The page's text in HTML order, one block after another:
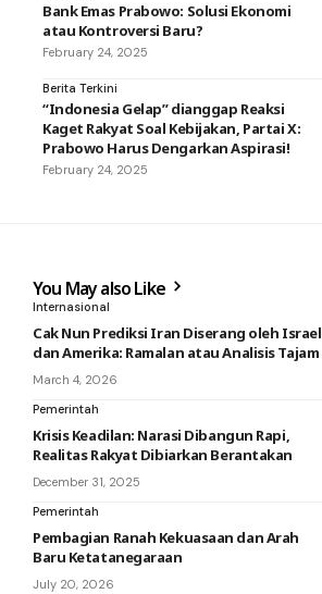
Bank Emas Prabowo: Solusi Ekonomi
atau Kontroversi Baru?
February 24, 2025
Berita Terkini
“Indonesia Gelap” dianggap Reaksi
Kaget Rakyat Soal Kebijakan, Partai X:
Prabowo Harus Dengarkan Aspirasi!
February 24, 2025
You May also Like
Internasional
Cak Nun Prediksi Iran Diserang oleh Israel
dan Amerika: Ramalan atau Analisis Tajam
March 4, 2026
Pemerintah
Krisis Keadilan: Narasi Dibangun Rapi,
Realitas Rakyat Dibiarkan Berantakan
December 31, 2025
Pemerintah
Pembagian Ranah Kekuasaan dan Arah
Baru Ketatanegaraan
July 20, 2026